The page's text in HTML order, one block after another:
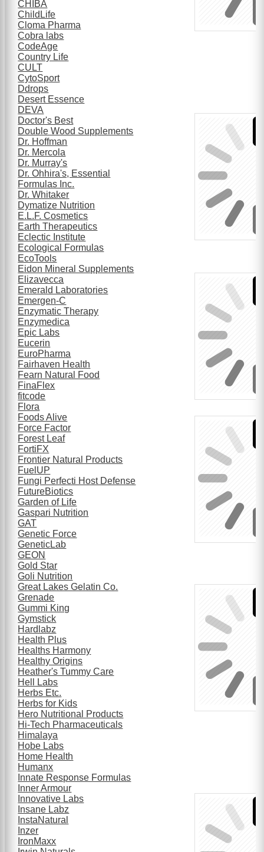
CHIBA
ChildLife
Cloma Pharma
Cobra labs
CodeAge
Country Life
CULT
CytoSport
Ddrops
Desert Essence
DEVA
Doctor's Best
Double Wood Supplements
Dr. Hoffman
Dr. Mercola
Dr. Murray's
Dr. Ohhira's, Essential
Formulas Inc.
Dr. Whitaker
Dymatize Nutrition
E.L.F. Cosmetics
Earth Therapeutics
Eclectic Institute
Ecological Formulas
EcoTools
Eidon Mineral Supplements
Elizavecca
Emerald Laboratories
Emergen-C
Enzymatic Therapy
Enzymedica
Epic Labs
Eucerin
EuroPharma
Fairhaven Health
Fearn Natural Food
FinaFlex
fitcode
Flora
Foods Alive
Force Factor
Forest Leaf
FortiFX
Frontier Natural Products
FuelUP
Fungi Perfecti Host Defense
FutureBiotics
Garden of Life
Gaspari Nutrition
GAT
Genetic Force
GeneticLab
GEON
Gold Star
Goli Nutrition
Great Lakes Gelatin Co.
Grenade
Gummi King
Gymstick
Hardlabz
Health Plus
Healths Harmony
Healthy Origins
Heather's Tummy Care
Hell Labs
Herbs Etc.
Herbs for Kids
Hero Nutritional Products
Hi-Tech Pharmaceuticals
Himalaya
Hobe Labs
Home Health
Humanx
Innate Response Formulas
Inner Armour
Innovative Labs
Insane Labz
InstaNatural
Inzer
IronMaxx